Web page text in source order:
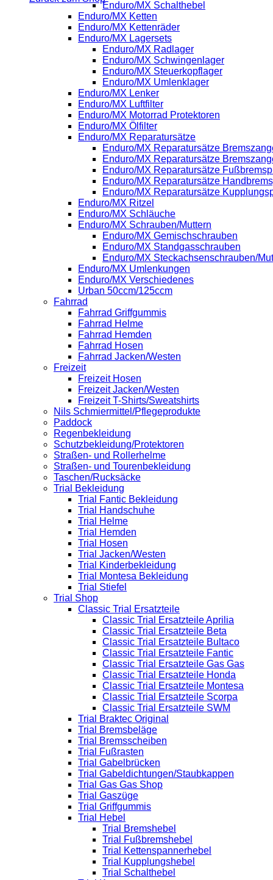
Enduro/MX Schalthebel
Enduro/MX Ketten
Enduro/MX Kettenräder
Enduro/MX Lagersets
Enduro/MX Radlager
Enduro/MX Schwingenlager
Enduro/MX Steuerkopflager
Enduro/MX Umlenklager
Enduro/MX Lenker
Enduro/MX Luftfilter
Enduro/MX Motorrad Protektoren
Enduro/MX Ölfilter
Enduro/MX Reparatursätze
Enduro/MX Reparatursätze
Enduro/MX Reparatursätze
Enduro/MX Reparatursätze
Enduro/MX Reparatursätze
Enduro/MX Reparatursätze
Enduro/MX Ritzel
Enduro/MX Schläuche
Enduro/MX Schrauben/Muttern
Enduro/MX Gemischschrauben
Enduro/MX Standgasschrauben
Enduro/MX Steckachsenschrauben/
Enduro/MX Umlenkungen
Enduro/MX Verschiedenes
Urban 50ccm/125ccm
Fahrrad
Fahrrad Griffgummis
Fahrrad Helme
Fahrrad Hemden
Fahrrad Hosen
Fahrrad Jacken/Westen
Freizeit
Freizeit Hosen
Freizeit Jacken/Westen
Freizeit T-Shirts/Sweatshirts
Nils Schmiermittel/Pflegeprodukte
Paddock
Regenbekleidung
Schutzbekleidung/Protektoren
Straßen- und Rollerhelme
Straßen- und Tourenbekleidung
Taschen/Rucksäcke
Trial Bekleidung
Trial Fantic Bekleidung
Trial Handschuhe
Trial Helme
Trial Hemden
Trial Hosen
Trial Jacken/Westen
Trial Kinderbekleidung
Trial Montesa Bekleidung
Trial Stiefel
Trial Shop
Classic Trial Ersatzteile
Classic Trial Ersatzteile Aprilia
Classic Trial Ersatzteile Beta
Classic Trial Ersatzteile Bultaco
Classic Trial Ersatzteile Fantic
Classic Trial Ersatzteile Gas Gas
Classic Trial Ersatzteile Honda
Classic Trial Ersatzteile Montesa
Classic Trial Ersatzteile Scorpa
Classic Trial Ersatzteile SWM
Trial Braktec Original
Trial Bremsbeläge
Trial Bremsscheiben
Trial Fußrasten
Trial Gabelbrücken
Trial Gabeldichtungen/Staubkappen
Trial Gas Gas Shop
Trial Gaszüge
Trial Griffgummis
Trial Hebel
Trial Bremshebel
Trial Fußbremshebel
Trial Kettenspannerhebel
Trial Kupplungshebel
Trial Schalthebel